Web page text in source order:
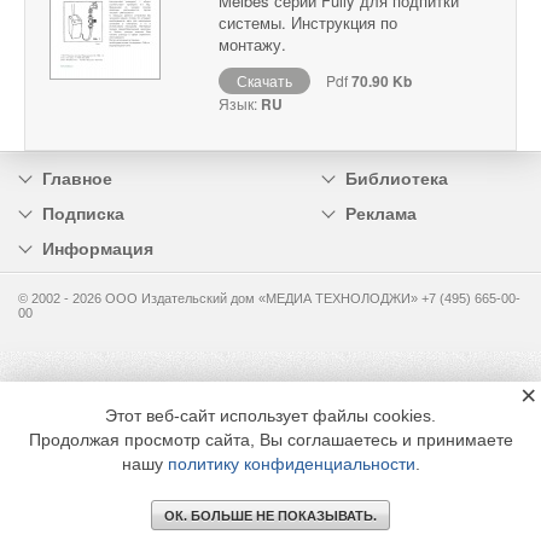
системы. Инструкция по
монтажу.
Скачать Pdf70.90 Kb
Язык: RU
Главное
Библиотека
Подписка
Реклама
Информация
© 2002 - 2026 OOO Издательский дом «МЕДИА ТЕХНОЛОДЖИ» +7 (495) 665-00-
00
Этот веб-сайт использует файлы cookies.
Продолжая просмотр сайта, Вы соглашаетесь и принимаете
нашу политику конфиденциальности
ОК. БОЛЬШЕ НЕ ПОКАЗЫВАТЬ.
×